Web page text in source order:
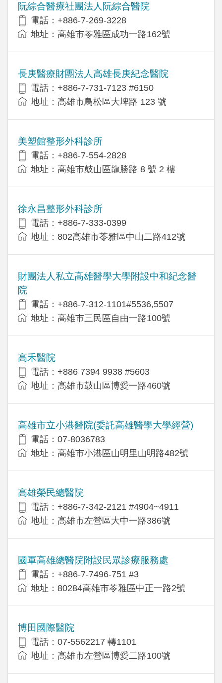
阮綜合醫療社團法人阮綜合醫院
電話：+886-7-269-3228
地址：高雄市苓雅區成功一路162號
長庚醫療財團法人高雄長庚紀念醫院
電話：+886-7-731-7123 #6150
地址：高雄市鳥松區大埤路 123 號
美塑館整形外科診所
電話：+886-7-554-2828
地址：高雄市鼓山區龍勝路 8 號 2 樓
徐永昌整形外科診所
電話：+886-7-333-0399
地址：802高雄市苓雅區中山二路412號
財團法人私立高雄醫學大學附設中和紀念醫
院
電話：+886-7-312-1101#5536,5507
地址：高雄市三民區自由一路100號
高禾醫院
電話：+886 7394 9938 #5603
地址：高雄市鼓山區博愛一路460號
高雄市立小港醫院(委託高雄醫學大學經營)
電話：07-8036783
地址：高雄市小港區山明里山明路482號
高雄榮民總醫院
電話：+886-7-342-2121 #4904~4911
地址：高雄市左營區大中一路386號
國軍高雄總醫院附設民眾診療服務處
電話：+886-7-7496-751 #3
地址：80284高雄市苓雅區中正一路2號
博田國際醫院
電話：07-5562217 轉1101
地址：高雄市左營區博愛二路100號